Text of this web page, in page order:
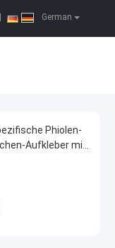
German
Phiolen-
Aufkleber mit